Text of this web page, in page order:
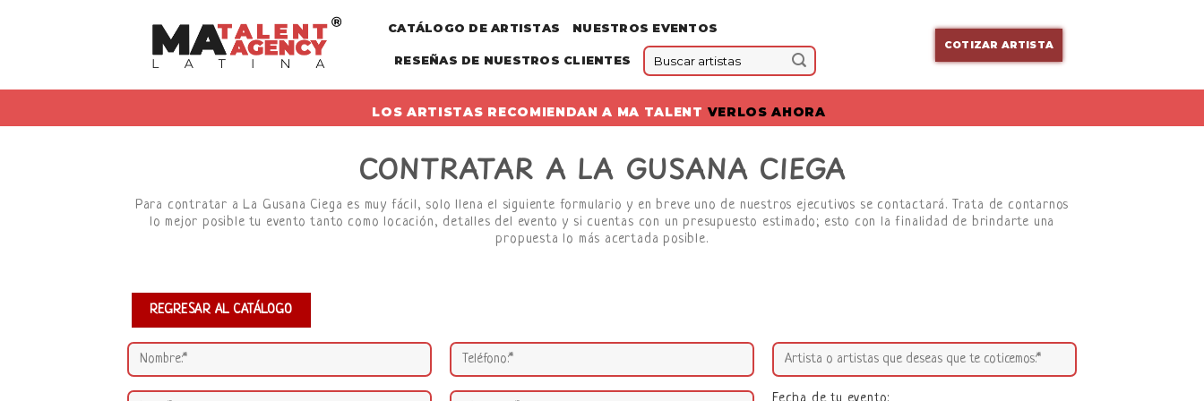
CATÁLOGO DE ARTISTAS NUESTROS EVENTOS
RESEÑAS DE NUESTROS CLIENTES
COTIZAR ARTISTA
LOS ARTISTAS RECOMIENDAN A MA TALENT VERLOS AHORA
CONTRATAR A LA GUSANA CIEGA
Para contratar a La Gusana Ciega es muy fácil, solo llena el siguiente formulario y en breve uno de nuestros ejecutivos se contactará. Trata de contarnos
lo mejor posible tu evento tanto como locación, detalles del evento y si cuentas con un presupuesto estimado; esto con la finalidad de brindarte una
propuesta lo más acertada posible.
REGRESAR AL CATÁLOGO